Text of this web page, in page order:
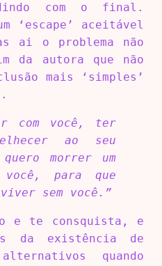
com o final.
‘escape’ aceitável
ai o problema não
da autora que não
mais ‘simples’
com você, ter
ao seu
morrer um
para que
sem você.”
e te consquista, e
da existência de
alternativos quando